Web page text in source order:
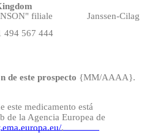
filiale
Janssen-Cilag
494 567 444
de este prospecto {MM/AAAA}.
este medicamento está
de la Agencia Europea de
.